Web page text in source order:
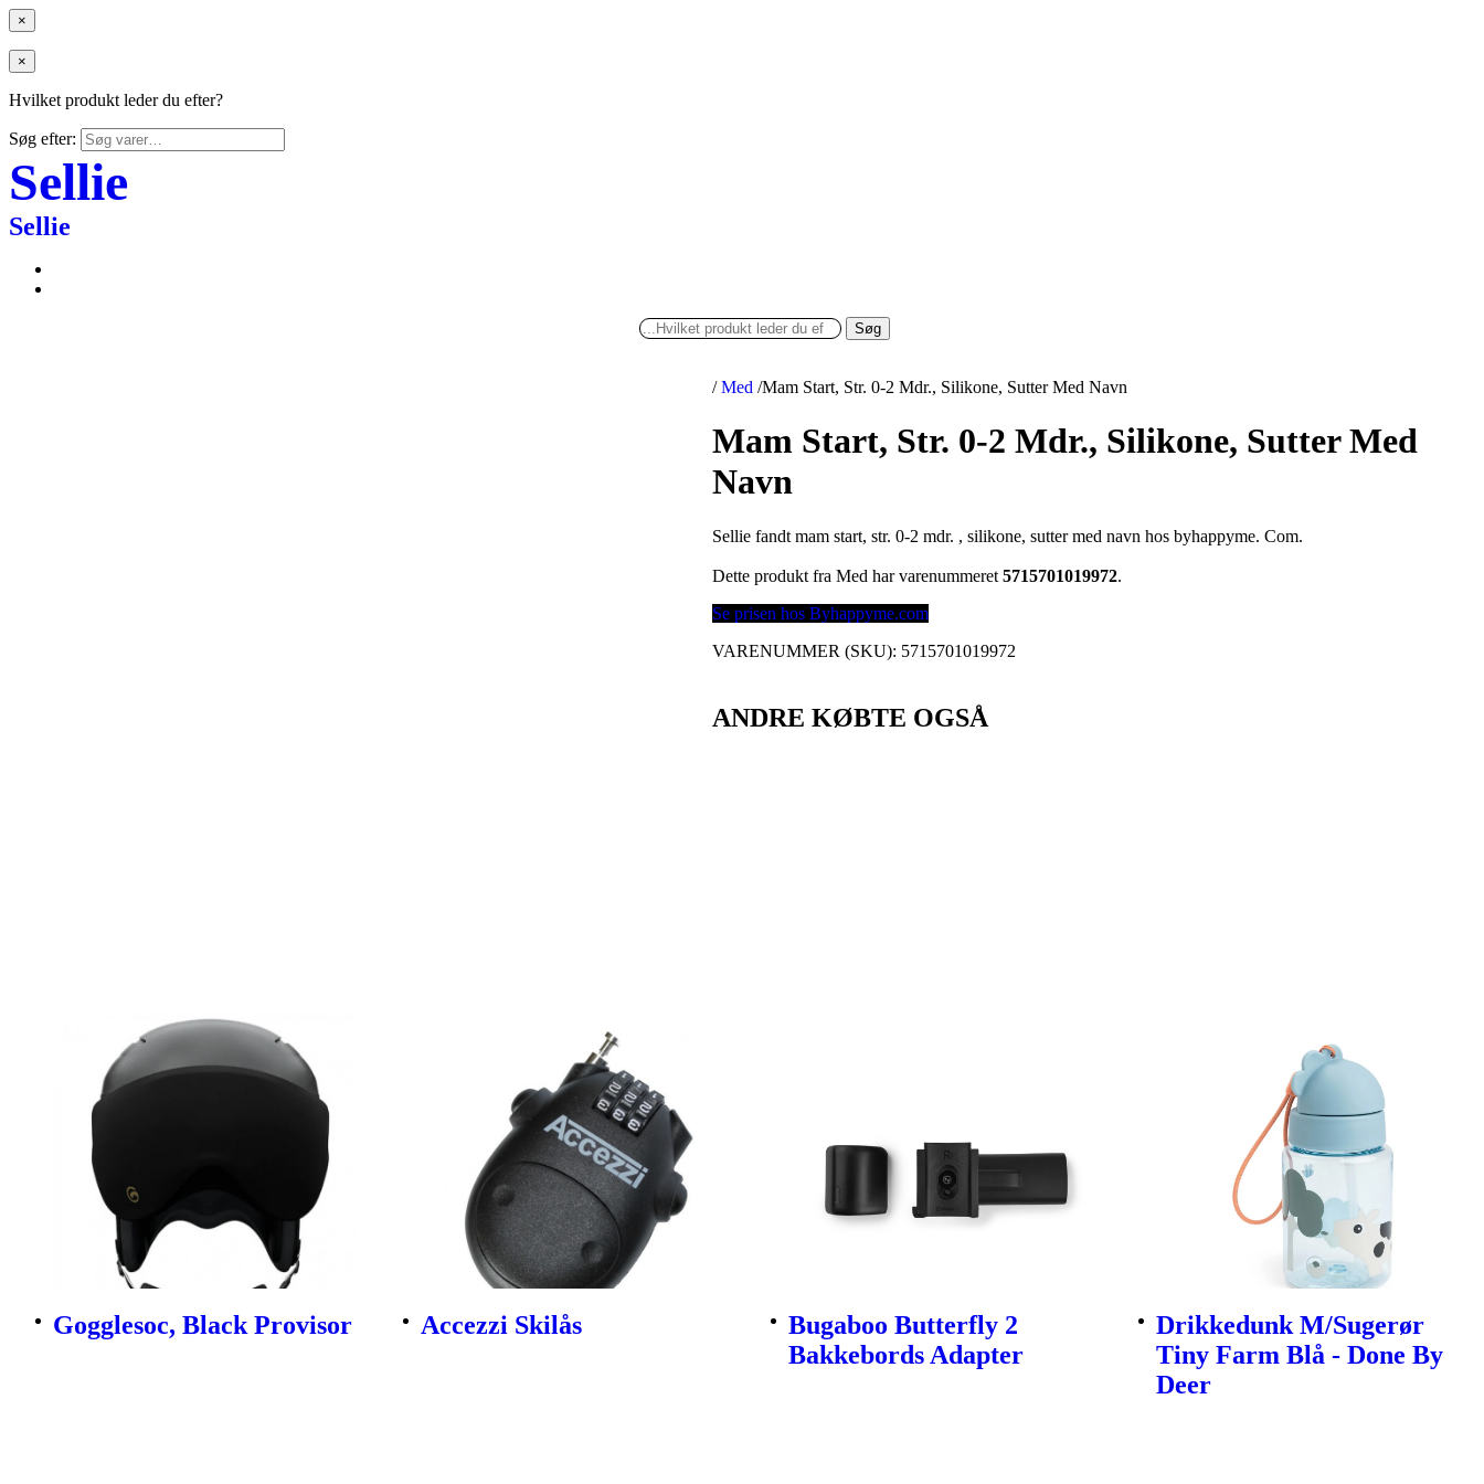
×
×
Hvilket produkt leder du efter?
Søg efter:
Sellie
Sellie
Søg
/ Med /Mam Start, Str. 0-2 Mdr., Silikone, Sutter Med Navn
Mam Start, Str. 0-2 Mdr., Silikone, Sutter Med
Navn
Sellie fandt mam start, str. 0-2 mdr. , silikone, sutter med navn hos byhappyme. Com.
Dette produkt fra Med har varenummeret5715701019972.
Se prisen hos Byhappyme.com
VARENUMMER (SKU): 5715701019972
ANDRE KØBTE OGSÅ
Gogglesoc, Black Provisor Accezzi Skilås
Bugaboo Butterfly 2
Bakkebords Adapter
Drikkedunk M/Sugerør
Tiny Farm Blå - Done By
Deer